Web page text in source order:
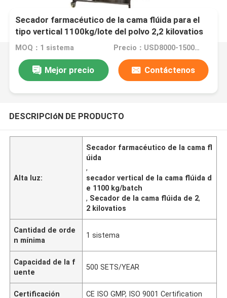
Secador farmacéutico de la cama flúida para el
tipo vertical 1100kg/lote del polvo 2,2 kilovatios
MOQ：1 sistema Precio：USD8000-150000/SET
Mejor precio Contáctenos
DESCRIPCIóN DE PRODUCTO
Alta luz:
Secador farmacéutico de la cama fl
úida
,
secador vertical de la cama flúida d
e 1100 kg/batch
, Secador de la cama flúida de 2,
2 kilovatios
Cantidad de orde
n mínima
1 sistema
Capacidad de la f
uente
500 SETS/YEAR
Certificación CE ISO GMP, ISO 9001 Certification